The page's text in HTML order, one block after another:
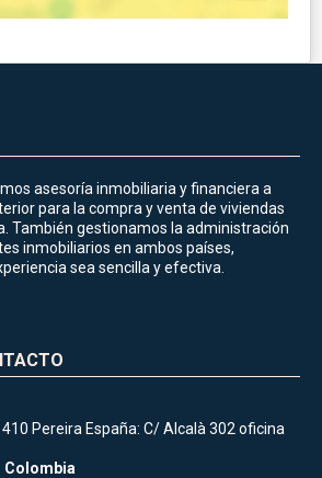
asesoría inmobiliaria y financiera a
para la compra y venta de viviendas
También gestionamos la administración
inmobiliarios en ambos países,
sea sencilla y efectiva.
Pereira España: C/ Alcalà 302 oficina
Colombia